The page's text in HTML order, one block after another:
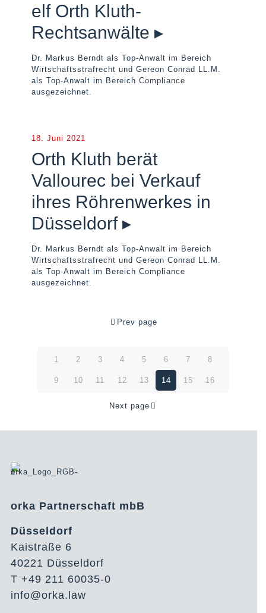
elf Orth Kluth-
Rechtsanwälte ▸
Dr. Markus Berndt als Top-Anwalt im Bereich
Wirtschaftsstrafrecht und Gereon Conrad LL.M.
als Top-Anwalt im Bereich Compliance
ausgezeichnet.
18. Juni 2021
Orth Kluth berät
Vallourec bei Verkauf
ihres Röhrenwerkes in
Düsseldorf ▸
Dr. Markus Berndt als Top-Anwalt im Bereich
Wirtschaftsstrafrecht und Gereon Conrad LL.M.
als Top-Anwalt im Bereich Compliance
ausgezeichnet.
Prev page
1 2 3 4 5 6 7 8
9 10 11 12 13 14 15 16
Next page
orka Partnerschaft mbB
Düsseldorf
Kaistraße 6
40221 Düsseldorf
T +49 211 60035-0
info@orka.law